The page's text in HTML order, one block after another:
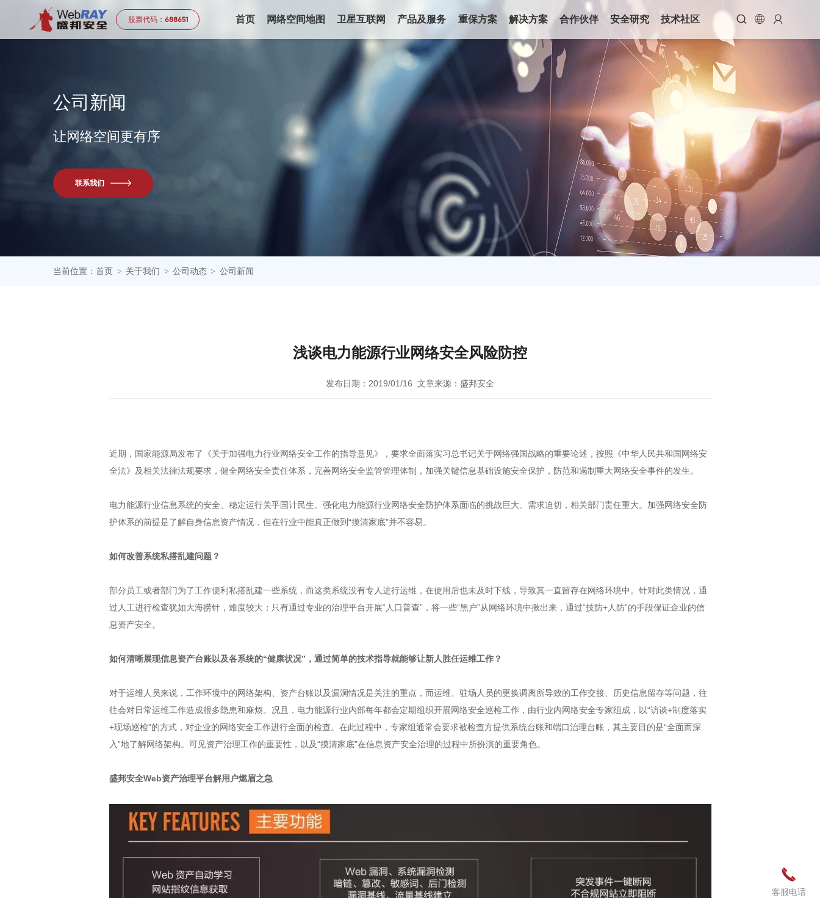
股票代码： 688651 首页 网络空间地图 卫星互联网 产品及服务 重保方案 解决方案 合作伙伴 安全研究 技术社区   
公司 新闻
让网络空间更有序
联系我们
当前位置：首页 > 关于我们 > 公司动态 > 公司新闻
浅谈电力能源行业网络安全风险防控
发布日期：2019/01/16 文章来源：盛邦安全
近期，国家能源局发布了《关于加强电力行业网络安全工作的指导意见》，要求全面落实习总书记关于网络强国战略的重要论述，按照《中华人民共和国网络安
全法》及相关法律法规要求，健全网络安全责任体系，完善网络安全监管管理体制，加强关键信息基础设施安全保护，防范和遏制重大网络安全事件的发生。
电力能源行业信息系统的安全、稳定运行关乎国计民生。强化电力能源行业网络安全防护体系面临的挑战巨大、需求迫切，相关部门责任重大。加强网络安全防
护体系的前提是了解自身信息资产情况，但在行业中能真正做到“摸清家底”并不容易。
如何改善系统私搭乱建问题？
部分员工或者部门为了工作便利私搭乱建一些系统，而这类系统没有专人进行运维，在使用后也未及时下线，导致其一直留存在网络环境中。针对此类情况，通
过人工进行检查犹如大海捞针，难度较大；只有通过专业的治理平台开展“人口普查”，将一些“黑户”从网络环境中揪出来，通过“技防+人防”的手段保证企业的信
息资产安全。
如何清晰展现信息资产台账以及各系统的“健康状况”，通过简单的技术指导就能够让新人胜任运维工作？
对于运维人员来说，工作环境中的网络架构、资产台账以及漏洞情况是关注的重点，而运维、驻场人员的更换调离所导致的工作交接、历史信息留存等问题，往
往会对日常运维工作造成很多隐患和麻烦。况且，电力能源行业内部每年都会定期组织开展网络安全巡检工作，由行业内网络安全专家组成，以“访谈+制度落实
+现场巡检”的方式，对企业的网络安全工作进行全面的检查。在此过程中，专家组通常会要求被检查方提供系统台账和端口治理台账，其主要目的是“全面而深
入”地了解网络架构。可见资产治理工作的重要性，以及“摸清家底”在信息资产安全治理的过程中所扮演的重要角色。
盛邦安全Web资产治理平台解用户燃眉之急

客服电话